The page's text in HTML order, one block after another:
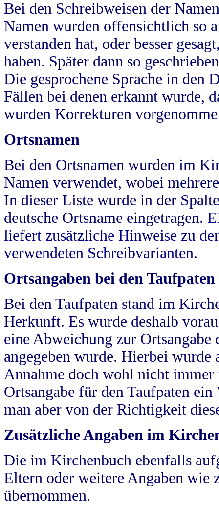
Bei den Schreibweisen der
Namen wurden offensichtlich so
verstanden hat, oder besser
haben. Später dann so
Die gesprochene Sprache in
Fällen bei denen erkannt wurde,
wurden Korrekturen
Ortsnamen
Bei den Ortsnamen wurden im
Namen verwendet, wobei
In dieser Liste wurde in der
deutsche Ortsname eingetragen.
liefert zusätzliche Hinweise zu
verwendeten Schreibvarianten.
Ortsangaben bei den Taufpaten
Bei den Taufpaten stand im
Herkunft. Es wurde deshalb
eine Abweichung zur
angegeben wurde. Hierbei wurde
Annahme doch wohl nicht
Ortsangabe für den Taufpaten
man aber von der Richtigkeit
Zusätzliche Angaben im
Die im Kirchenbuch ebenfalls
Eltern oder weitere Angaben wie
übernommen.